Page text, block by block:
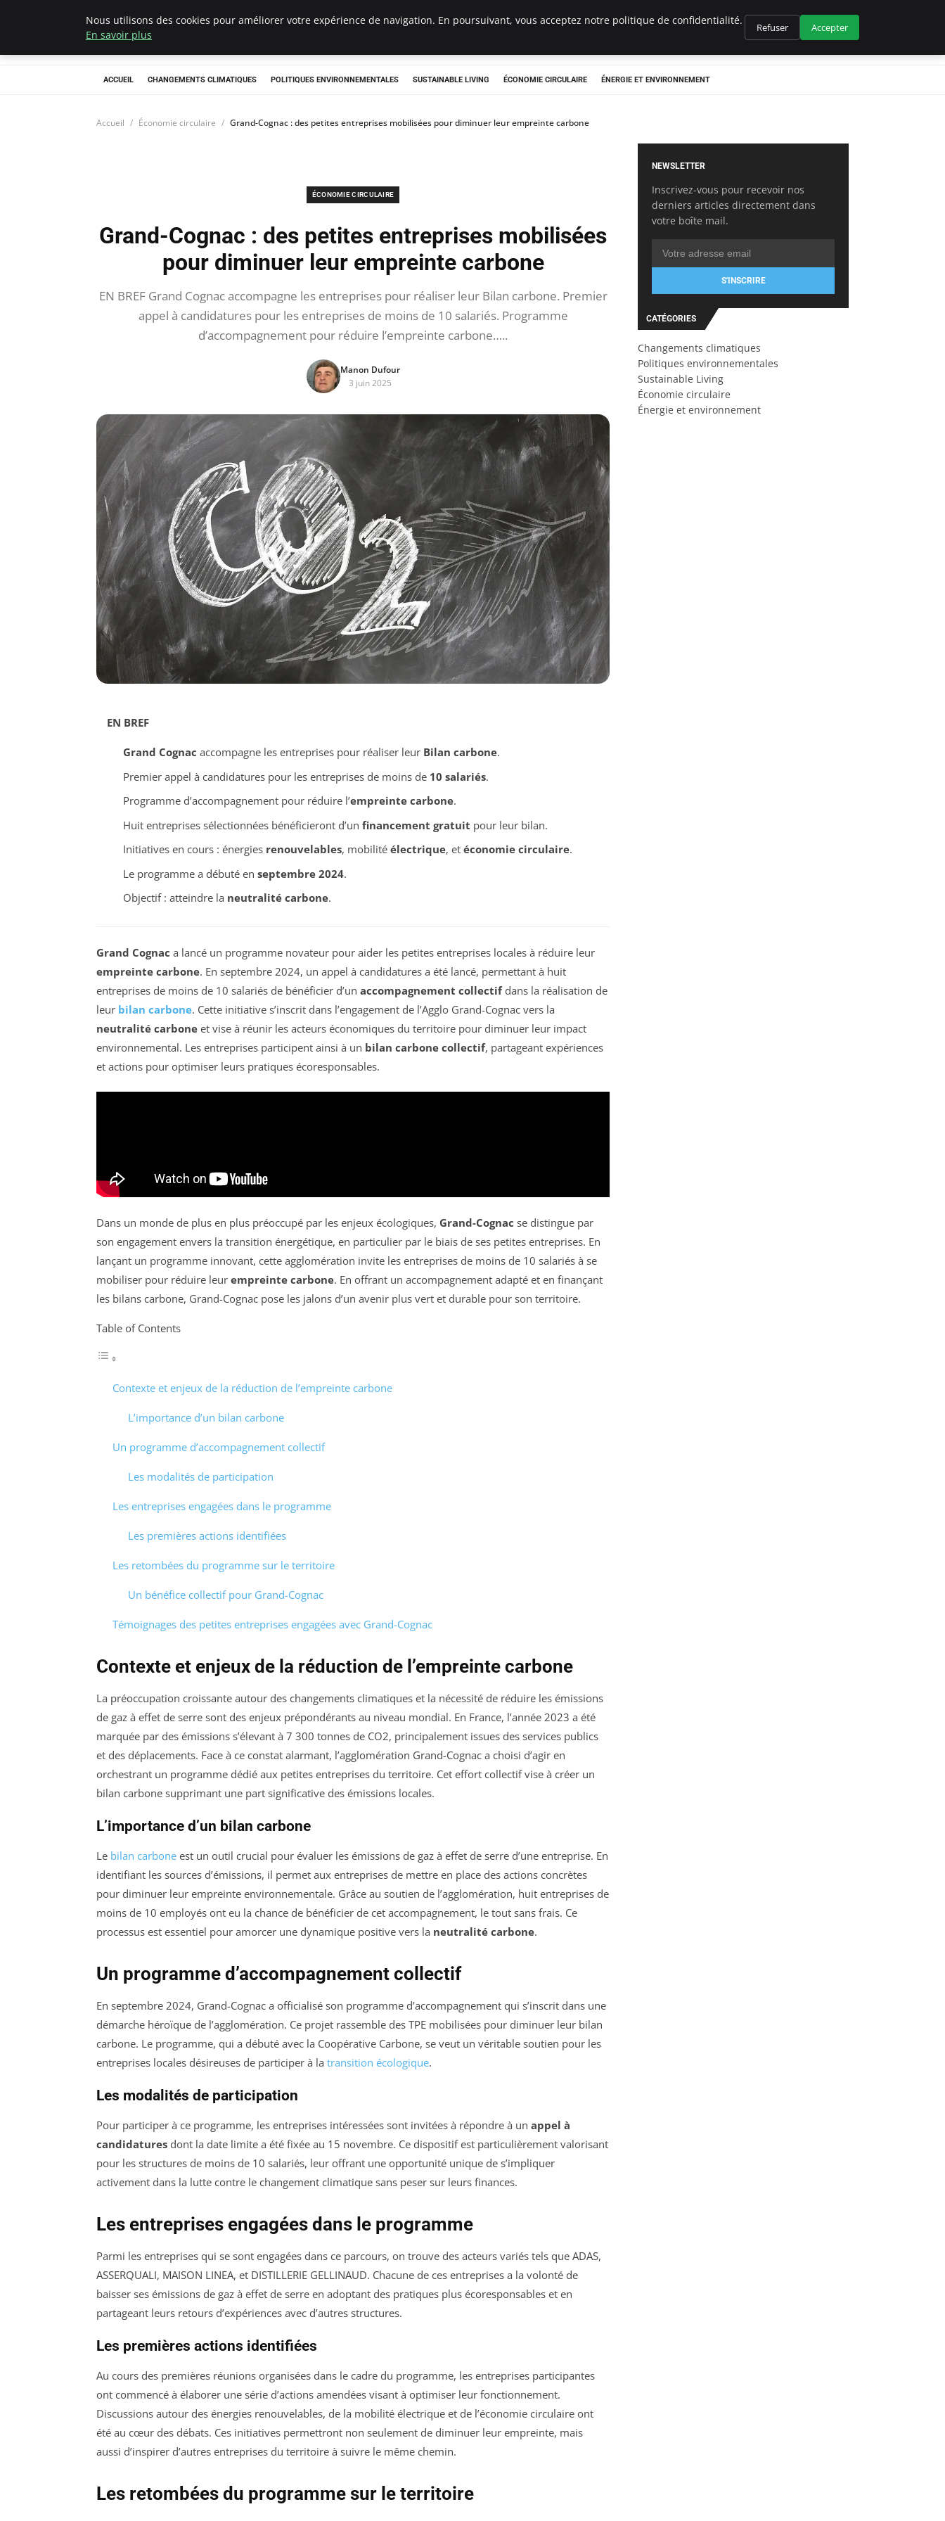
Climategatecountryclub.com
ACCUEIL CHANGEMENTS CLIMATIQUES POLITIQUES ENVIRONNEMENTALES SUSTAINABLE LIVING ÉCONOMIE CIRCULAIRE ÉNERGIE ET ENVIRONNEMENT
Accueil Économie circulaire Grand-Cognac : des petites entreprises mobilisées pour diminuer leur empreinte carbone
ÉCONOMIE CIRCULAIRE
Grand-Cognac : des petites entreprises mobilisées
pour diminuer leur empreinte carbone
EN BREF Grand Cognac accompagne les entreprises pour réaliser leur Bilan carbone. Premier
appel à candidatures pour les entreprises de moins de 10 salariés. Programme
d’accompagnement pour réduire l’empreinte carbone…..
Manon Dufour
3 juin 2025
EN BREF
Grand Cognac accompagne les entreprises pour réaliser leur Bilan carbone.
Premier appel à candidatures pour les entreprises de moins de 10 salariés.
Programme d’accompagnement pour réduire l’empreinte carbone.
Huit entreprises sélectionnées bénéficieront d’un financement gratuit pour leur bilan.
Initiatives en cours : énergies renouvelables, mobilité électrique, et économie circulaire.
Le programme a débuté en septembre 2024.
Objectif : atteindre la neutralité carbone.
Grand Cognac a lancé un programme novateur pour aider les petites entreprises locales à réduire leur
empreinte carbone. En septembre 2024, un appel à candidatures a été lancé, permettant à huit
entreprises de moins de 10 salariés de bénéficier d’un accompagnement collectifdans la réalisation de
leur bilan carbone. Cette initiative s’inscrit dans l’engagement de l’Agglo Grand-Cognac vers la
neutralité carbone et vise à réunir les acteurs économiques du territoire pour diminuer leur impact
environnemental. Les entreprises participent ainsi à un bilan carbone collectif, partageant expériences
et actions pour optimiser leurs pratiques écoresponsables.
Dans un monde de plus en plus préoccupé par les enjeux écologiques, Grand-Cognac se distingue par
son engagement envers la transition énergétique, en particulier par le biais de ses petites entreprises. En
lançant un programme innovant, cette agglomération invite les entreprises de moins de 10 salariés à se
mobiliser pour réduire leur empreinte carbone. En offrant un accompagnement adapté et en finançant
les bilans carbone, Grand-Cognac pose les jalons d’un avenir plus vert et durable pour son territoire.
Table of Contents
Contexte et enjeux de la réduction de l’empreinte carbone
L’importance d’un bilan carbone
Un programme d’accompagnement collectif
Les modalités de participation
Les entreprises engagées dans le programme
Les premières actions identifiées
Les retombées du programme sur le territoire
Un bénéfice collectif pour Grand-Cognac
Témoignages des petites entreprises engagées avec Grand-Cognac
Contexte et enjeux de la réduction de l’empreinte carbone
La préoccupation croissante autour des changements climatiques et la nécessité de réduire les émissions
de gaz à effet de serre sont des enjeux prépondérants au niveau mondial. En France, l’année 2023 a été
marquée par des émissions s’élevant à 7 300 tonnes de CO2, principalement issues des services publics
et des déplacements. Face à ce constat alarmant, l’agglomération Grand-Cognac a choisi d’agir en
orchestrant un programme dédié aux petites entreprises du territoire. Cet effort collectif vise à créer un
bilan carbone supprimant une part significative des émissions locales.
L’importance d’un bilan carbone
Le bilan carbone est un outil crucial pour évaluer les émissions de gaz à effet de serre d’une entreprise. En
identifiant les sources d’émissions, il permet aux entreprises de mettre en place des actions concrètes
pour diminuer leur empreinte environnementale. Grâce au soutien de l’agglomération, huit entreprises de
moins de 10 employés ont eu la chance de bénéficier de cet accompagnement, le tout sans frais. Ce
processus est essentiel pour amorcer une dynamique positive vers la neutralité carbone.
Un programme d’accompagnement collectif
En septembre 2024, Grand-Cognac a officialisé son programme d’accompagnement qui s’inscrit dans une
démarche héroïque de l’agglomération. Ce projet rassemble des TPE mobilisées pour diminuer leur bilan
carbone. Le programme, qui a débuté avec la Coopérative Carbone, se veut un véritable soutien pour les
entreprises locales désireuses de participer à la transition écologique.
Les modalités de participation
Pour participer à ce programme, les entreprises intéressées sont invitées à répondre à un appel à
candidatures dont la date limite a été fixée au 15 novembre. Ce dispositif est particulièrement valorisant
pour les structures de moins de 10 salariés, leur offrant une opportunité unique de s’impliquer
activement dans la lutte contre le changement climatique sans peser sur leurs finances.
Les entreprises engagées dans le programme
Parmi les entreprises qui se sont engagées dans ce parcours, on trouve des acteurs variés tels que ADAS,
ASSERQUALI, MAISON LINEA, et DISTILLERIE GELLINAUD. Chacune de ces entreprises a la volonté de
baisser ses émissions de gaz à effet de serre en adoptant des pratiques plus écoresponsables et en
partageant leurs retours d’expériences avec d’autres structures.
Les premières actions identifiées
Au cours des premières réunions organisées dans le cadre du programme, les entreprises participantes
ont commencé à élaborer une série d’actions amendées visant à optimiser leur fonctionnement.
Discussions autour des énergies renouvelables, de la mobilité électrique et de l’économie circulaire ont
été au cœur des débats. Ces initiatives permettront non seulement de diminuer leur empreinte, mais
aussi d’inspirer d’autres entreprises du territoire à suivre le même chemin.
Les retombées du programme sur le territoire
NEWSLETTER
Inscrivez-vous pour recevoir nos
derniers articles directement dans
votre boîte mail.
S'INSCRIRE
CATÉGORIES
Changements climatiques
Politiques environnementales
Sustainable Living
Économie circulaire
Énergie et environnement
Nous utilisons des cookies pour améliorer votre expérience de navigation. En poursuivant, vous acceptez notre politique de confidentialité.
En savoir plus
Refuser Accepter